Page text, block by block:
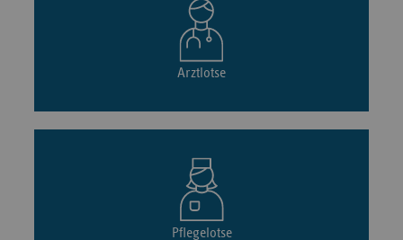
Arztlotse
Pflegelotse